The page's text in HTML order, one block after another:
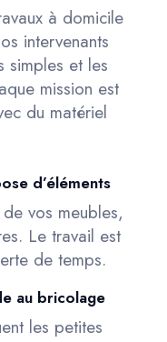
à domicile
intervenants
simples et les
mission est
du matériel
d’éléments
vos meubles,
Le travail est
de temps.
au bricolage
les petites